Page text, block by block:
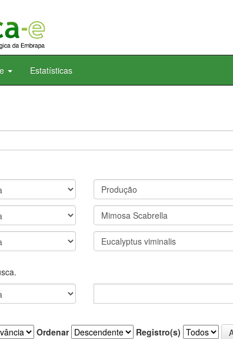
Estatísticas
Ordenar Registro(s)